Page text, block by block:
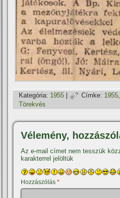
Kategória: 1955 | Címke: 1955
Törekvés
Vélemény,
Az e-mail címet nem tesszük
karakterrel jelöltük
Hozzászólás*